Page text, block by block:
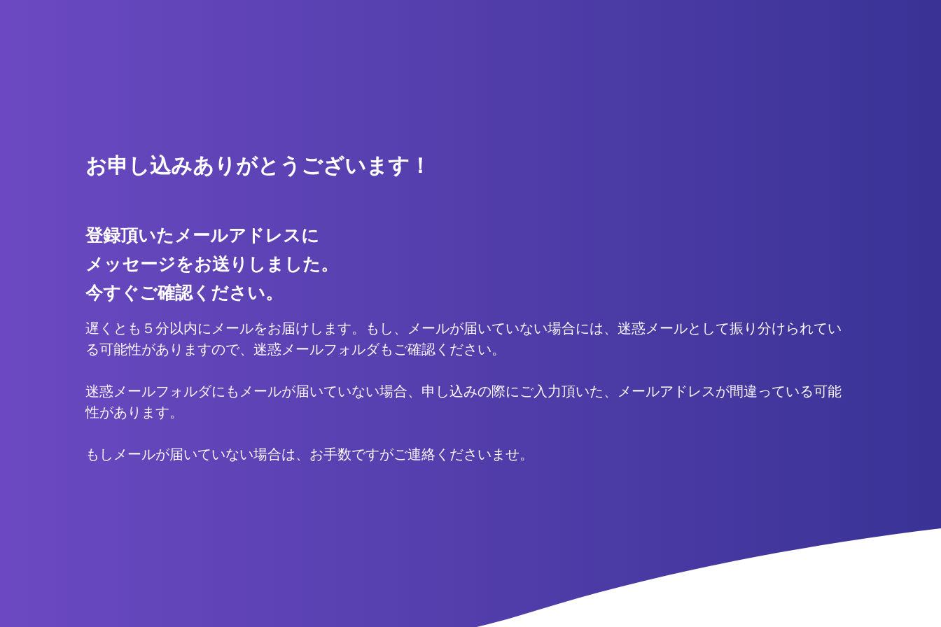
お申し込みありがとうございます！
登録頂いたメールアドレスに
メッセージをお送りしました。
今すぐご確認ください。
遅くとも５分以内にメールをお届けします。もし、メールが届いていない場合には、迷惑メールとして振り分けられてい
る可能性がありますので、迷惑メールフォルダもご確認ください。
迷惑メールフォルダにもメールが届いていない場合、申し込みの際にご入力頂いた、メールアドレスが間違っている可能
性があります。
もしメールが届いていない場合は、お手数ですがご連絡くださいませ。